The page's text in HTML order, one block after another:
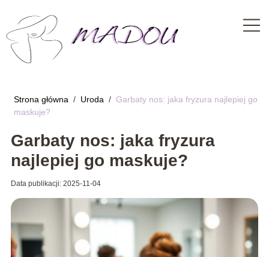
Strona główna / Uroda / Garbaty nos: jaka fryzura najlepiej go
maskuje?
Garbaty nos: jaka fryzura
najlepiej go maskuje?
Data publikacji: 2025-11-04